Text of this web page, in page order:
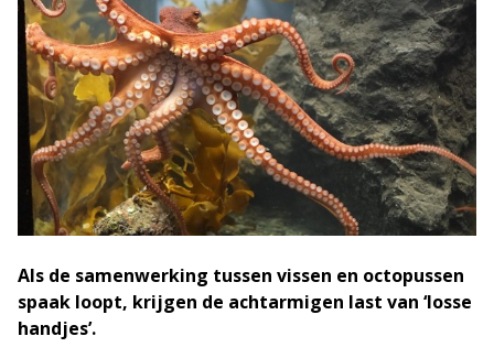
Als de samenwerking tussen vissen en octopussen
spaak loopt, krijgen de achtarmigen last van ‘losse
handjes’.